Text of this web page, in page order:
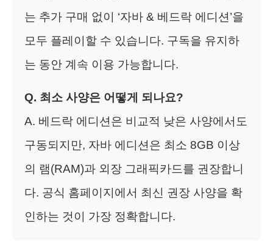
는 추가 구매 없이 ‘자바 & 베드락 에디션’을
모두 플레이할 수 있습니다. 구독을 유지하
는 동안 계속 이용 가능합니다.
Q. 최소 사양은 어떻게 되나요?
A. 베드락 에디션은 비교적 낮은 사양에서도
구동되지만, 자바 에디션은 최소 8GB 이상
의 램(RAM)과 외장 그래픽카드를 권장합니
다. 공식 홈페이지에서 최신 권장 사양을 확
인하는 것이 가장 정확합니다.